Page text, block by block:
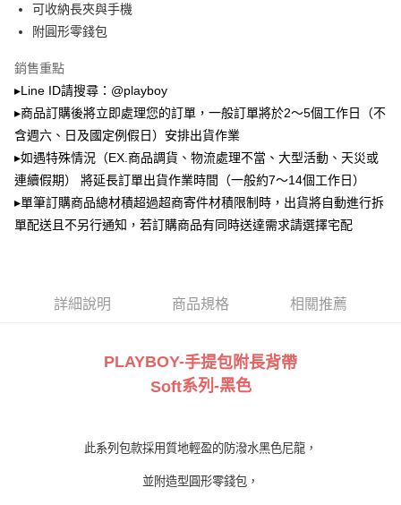
帳／街口支付／iPASS MONEY」等通路繳費。
【注意事項】
用戶於交易時，得透過本服務購買商品或服務，並由商店將買賣／分期付款
買賣價金債權讓與本公司後，依約使用本公司帳單繳交帳款。
2.基於同意付款使用「大哥付你分期」之契約關係目的，商店將以您的個人
資料（包含姓名、電話或地址）提供予台灣大哥大進項蒐集、處理及利用，
由本公司與您本人進行分期帳單所需資料之確認、核對及更正。
3.完整用戶服務條款，請詳閱以下連結：https://oppay.tw/userRule
每筆NT$100，滿NT$900(含以上)免運費
7-11取貨付款
每筆NT$100，滿NT$900(含以上)免運費
付款後7-11取貨
每筆NT$100，滿NT$700(含以上)免運費
宅配
可收納長夾與手機
附圓形零錢包
銷售重點
▸Line ID請搜尋：@playboy
▸商品訂購後將立即處理您的訂單，一般訂單將於2～5個工作日（不
含週六、日及國定例假日）安排出貨作業
▸如遇特殊情況（EX.商品調貨、物流處理不當、大型活動、天災或
連續假期） 將延長訂單出貨作業時間（一般約7～14個工作日）
▸單筆訂購商品總材積超過超商寄件材積限制時，出貨將自動進行拆
單配送且不另行通知，若訂購商品有同時送達需求請選擇宅配
詳細說明 商品規格 相關推薦
PLAYBOY-手提包附長背帶
Soft系列 -黑色
此系列包款採用質地輕盈的防潑水黑色尼龍，
並附造型圓形零錢包，